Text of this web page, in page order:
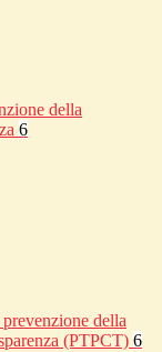
della
6
della
(PTPCT) 6